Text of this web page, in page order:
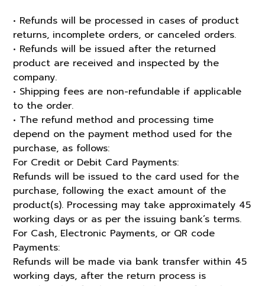
• Refunds will be processed in cases of product
returns, incomplete orders, or canceled orders.
• Refunds will be issued after the returned
product are received and inspected by the
company.
• Shipping fees are non-refundable if applicable
to the order.
• The refund method and processing time
depend on the payment method used for the
purchase, as follows:
For Credit or Debit Card Payments:
Refunds will be issued to the card used for the
purchase, following the exact amount of the
product(s). Processing may take approximately 45
working days or as per the issuing bank’s terms.
For Cash, Electronic Payments, or QR code
Payments:
Refunds will be made via bank transfer within 45
working days, after the return process is